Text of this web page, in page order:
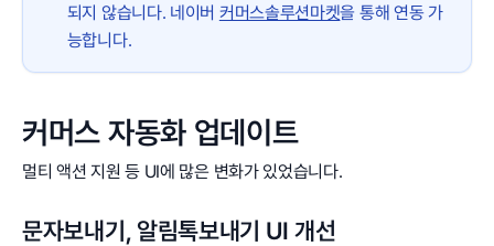
되지 않습니다. 네이버 커머스솔루션마켓을 통해 연동 가
능합니다.
커머스 자동화 업데이트
멀티 액션 지원 등 UI에 많은 변화가 있었습니다.
문자보내기, 알림톡보내기 UI 개선